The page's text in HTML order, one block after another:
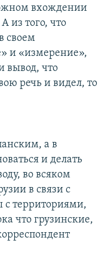
вхождении
из того, что
своем
и «измерение»,
вывод, что
речь и видел, то
а в
и делать
во всяком
в связи с
с территориями,
что грузинские,